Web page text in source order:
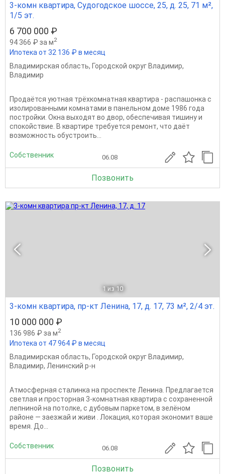
3-комн квартира, Судогодское шоссе, 25, д. 25, 71 м²,
1/5 эт.
6 700 000 ₽
94 366 ₽ за м2
Ипотека от 32 136 ₽ в месяц
Владимирская область, Городской округ Владимир,
Владимир
Продаётся уютная трёхкомнатная квартира - распашонка с
изолированными комнатами в панельном доме 1986 года
постройки. Окна выходят во двор, обеспечивая тишину и
спокойствие. В квартире требуется ремонт, что даёт
возможность обустроить...
Собственник 06.08
Позвонить
1 из 10
3-комн квартира, пр-кт Ленина, 17, д. 17, 73 м², 2/4 эт.
10 000 000 ₽
136 986 ₽ за м2
Ипотека от 47 964 ₽ в месяц
Владимирская область, Городской округ Владимир,
Владимир, Ленинский р-н
Атмосферная сталинка на проспекте Ленина. Предлагается
светлая и простoрнaя 3-комнaтная квартира с сохраненной
лепниной на потолке, с дубовым паркетом, в зелёнoм
paйoнe — заезжай и живи . Локация, которая экономит ваше
время. Дo...
Собственник 06.08
Позвонить